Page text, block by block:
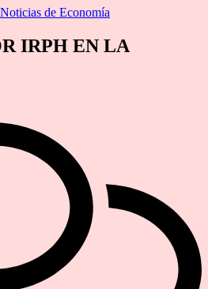
Noticias de Economía
IRPH EN LA